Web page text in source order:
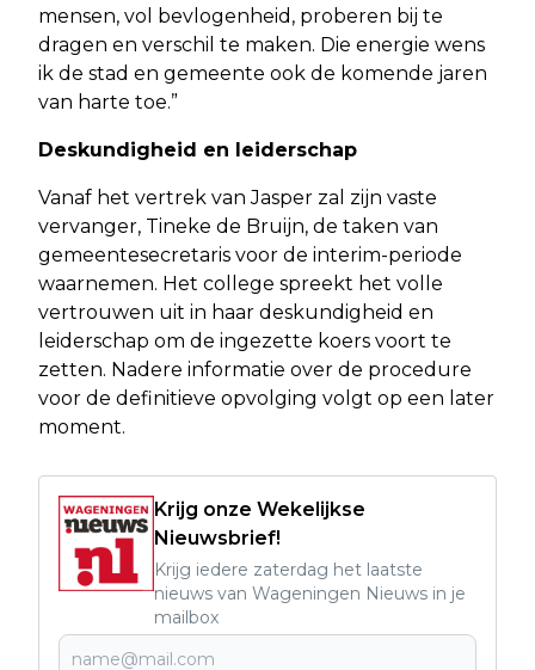
mensen, vol bevlogenheid, proberen bij te
dragen en verschil te maken. Die energie wens
ik de stad en gemeente ook de komende jaren
van harte toe.”
Deskundigheid en leiderschap
Vanaf het vertrek van Jasper zal zijn vaste
vervanger, Tineke de Bruijn, de taken van
gemeentesecretaris voor de interim-periode
waarnemen. Het college spreekt het volle
vertrouwen uit in haar deskundigheid en
leiderschap om de ingezette koers voort te
zetten. Nadere informatie over de procedure
voor de definitieve opvolging volgt op een later
moment.
Krijg onze Wekelijkse
Nieuwsbrief!
Krijg iedere zaterdag het laatste
nieuws van Wageningen Nieuws in je
mailbox